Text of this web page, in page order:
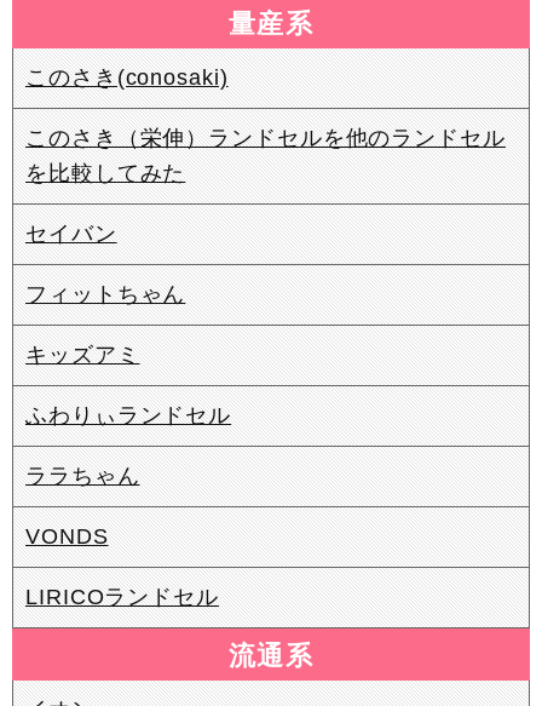
量産系
このさき(conosaki)
このさき（栄伸）ランドセルを他のランドセル
を比較してみた
セイバン
フィットちゃん
キッズアミ
ふわりぃランドセル
ララちゃん
VONDS
LIRICOランドセル
流通系